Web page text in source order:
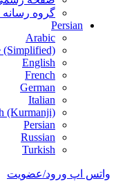
گروه رسانه
Persian
Arabic
(Simplified)
English
French
German
Italian
(Kurmanji)
Persian
Russian
Turkish
واتس اپ ورود/عضویت